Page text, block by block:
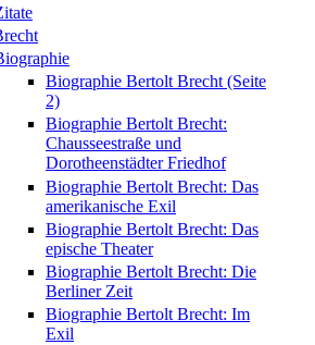
Biographie Bertolt Brecht (Seite
2)
Biographie Bertolt Brecht:
Chausseestraße und
Dorotheenstädter Friedhof
Biographie Bertolt Brecht: Das
amerikanische Exil
Biographie Bertolt Brecht: Das
epische Theater
Biographie Bertolt Brecht: Die
Berliner Zeit
Biographie Bertolt Brecht: Im
Exil